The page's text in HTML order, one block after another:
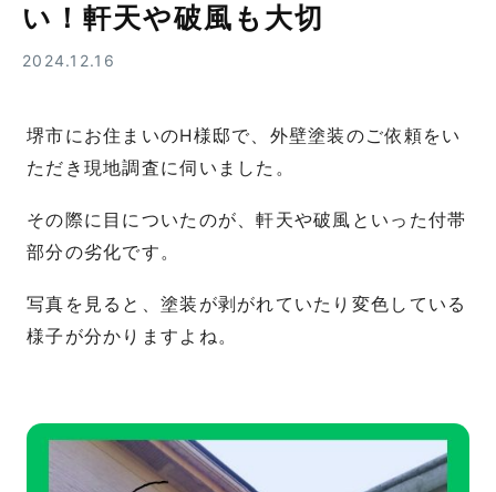
い！軒天や破風も大切
2024.12.16
堺市にお住まいのH様邸で、外壁塗装のご依頼をい
ただき現地調査に伺いました。
その際に目についたのが、軒天や破風といった付帯
部分の劣化です。
写真を見ると、塗装が剥がれていたり変色している
様子が分かりますよね。